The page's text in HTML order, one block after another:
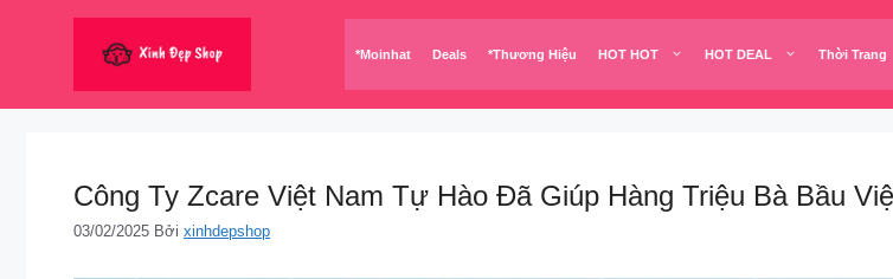
*Moinhat Deals *Thương Hiệu HOT HOT HOT DEAL Thời Trang
Công Ty Zcare Việt Nam Tự Hào Đã Giúp Hàng Triệu Bà Bầu
03/02/2025 Bởi xinhdepshop